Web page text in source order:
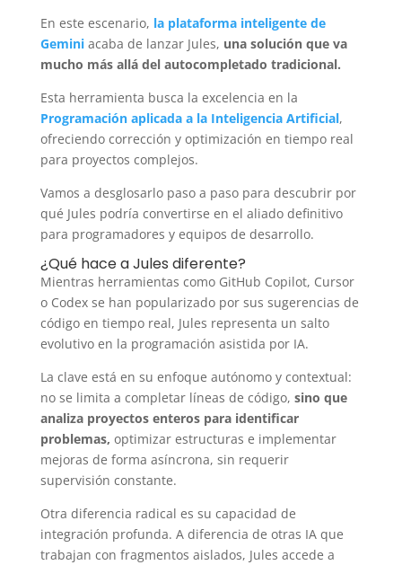
En este escenario, la plataforma inteligente de
Gemini acaba de lanzar Jules, una solución que va
mucho más allá del autocompletado tradicional.
Esta herramienta busca la excelencia en la
Programación aplicada a la Inteligencia Artificial,
ofreciendo corrección y optimización en tiempo real
para proyectos complejos.
Vamos a desglosarlo paso a paso para descubrir por
qué Jules podría convertirse en el aliado definitivo
para programadores y equipos de desarrollo.
¿Qué hace a Jules diferente?
Mientras herramientas como GitHub Copilot, Cursor
o Codex se han popularizado por sus sugerencias de
código en tiempo real, Jules representa un salto
evolutivo en la programación asistida por IA.
La clave está en su enfoque autónomo y contextual:
no se limita a completar líneas de código, sino que
analiza proyectos enteros para identificar
problemas, optimizar estructuras e implementar
mejoras de forma asíncrona, sin requerir
supervisión constante.
Otra diferencia radical es su capacidad de
integración profunda. A diferencia de otras IA que
trabajan con fragmentos aislados, Jules accede a